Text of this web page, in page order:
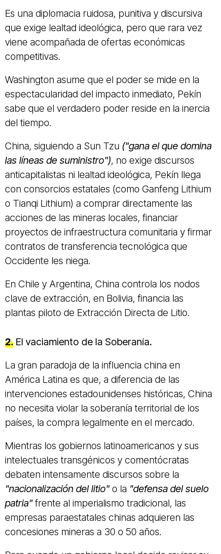
Es una diplomacia ruidosa, punitiva y discursiva
que exige lealtad ideológica, pero que rara vez
viene acompañada de ofertas económicas
competitivas.
Washington asume que el poder se mide en la
espectacularidad del impacto inmediato, Pekín
sabe que el verdadero poder reside en la inercia
del tiempo.
China, siguiendo a Sun Tzu ("gana el que domina
las líneas de suministro"), no exige discursos
anticapitalistas ni lealtad ideológica, Pekín llega
con consorcios estatales (como Ganfeng Lithium
o Tianqi Lithium) a comprar directamente las
acciones de las mineras locales, financiar
proyectos de infraestructura comunitaria y firmar
contratos de transferencia tecnológica que
Occidente les niega.
En Chile y Argentina, China controla los nodos
clave de extracción, en Bolivia, financia las
plantas piloto de Extracción Directa de Litio.
2. El vaciamiento de la Soberanía.
La gran paradoja de la influencia china en
América Latina es que, a diferencia de las
intervenciones estadounidenses históricas, China
no necesita violar la soberanía territorial de los
países, la compra legalmente en el mercado.
Mientras los gobiernos latinoamericanos y sus
intelectuales transgénicos y comentócratas
debaten intensamente discursos sobre la
"nacionalización del litio" o la "defensa del suelo
patria" frente al imperialismo tradicional, las
empresas paraestatales chinas adquieren las
concesiones mineras a 30 o 50 años.